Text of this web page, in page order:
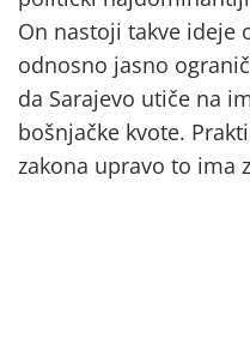
On nastoji takve ideje
odnosno jasno
da Sarajevo utiče na
bošnjačke kvote.
zakona upravo to ima